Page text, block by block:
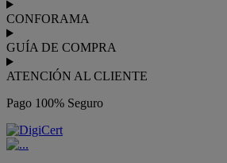
CONFORAMA
GUÍA DE COMPRA
ATENCIÓN AL CLIENTE
Pago 100% Seguro